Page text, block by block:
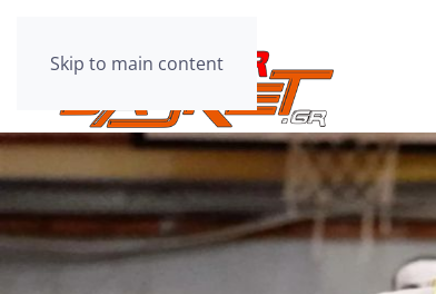
Skip to main content